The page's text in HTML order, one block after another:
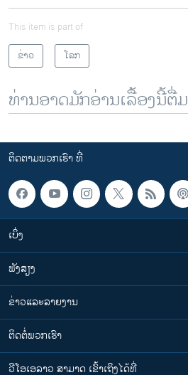
This item is part of
ຂ່າວ
ໂລກ
ທ່ານອາດມັກອ່ານເລື້ອງນີ້ຕື່ມ
ຕິດຕາມພວກເຮົາ ທີ່
ເບິ່ງ
ຟັງສຽງ
ຂ່າວແລະລາຍງານ
ຕິດຕໍ່ພວກເຮົາ
ວີໂອເອລາວ ສາມາດ ເຂົ້າເຖິງໄດ້ທີ່